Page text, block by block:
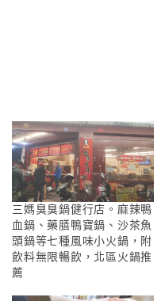
三媽臭臭鍋健行店。麻辣鴨
血鍋、藥膳鴨寶鍋、沙茶魚
頭鍋等七種風味小火鍋，附
飲料無限暢飲，北區火鍋推
薦